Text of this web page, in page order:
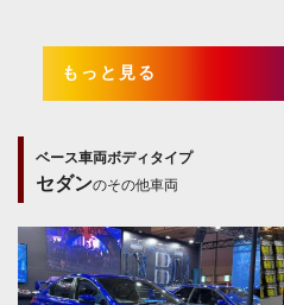
もっと見る
ベース車両ボディタイプ
セダンのその他車両